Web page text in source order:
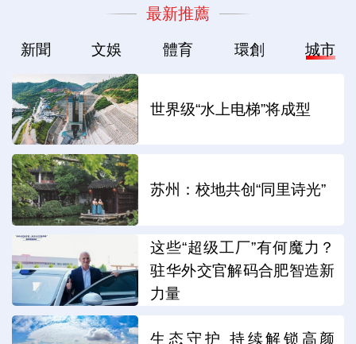
最新推薦
新聞 文娛 體育 環創 城市
世界级“水上电梯”将成型
苏州：校地共创“同里诗光”
这些“超级工厂”有何魔力？
驻华外交官解码合肥智造新
力量
生态守护 持续解锁高颜